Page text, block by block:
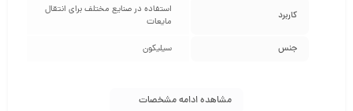
کاربرد
استفاده در صنایع مختلف برای انتقال
مایعات
جنس سیلیکون
مشاهده ادامه مشخصات